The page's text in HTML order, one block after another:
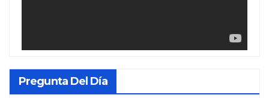
Pregunta Del Día